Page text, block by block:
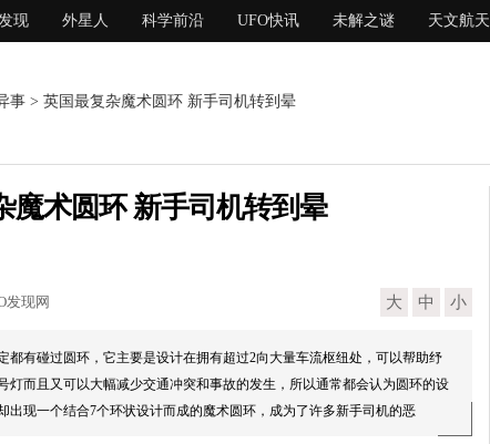
现 外星人 科学前沿 UFO快讯 未解之谜 天文航天
事 > 英国最复杂魔术圆环 新手司机转到晕
魔术圆环 新手司机转到晕
发现网 大 中 小
都有碰过圆环，它主要是设计在拥有超过2向大量车流枢纽处，可以帮助纾
灯而且又可以大幅减少交通冲突和事故的发生，所以通常都会认为圆环的设
出现一个结合7个环状设计而成的魔术圆环，成为了许多新手司机的恶